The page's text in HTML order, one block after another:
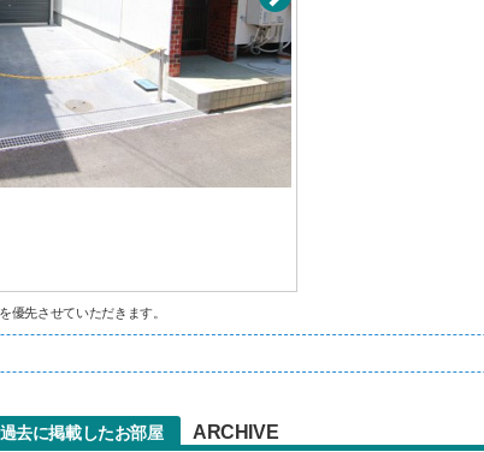
先させていただきます。
去に掲載したお部屋 ARCHIVE